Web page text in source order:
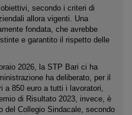
secondo i criteri di
allora vigenti. Una
fondata, che avrebbe
e garantito il rispetto delle
2026, la STP Bari ci ha
ha deliberato, per il
a 850 euro a tutti i lavoratori,
di Risultato 2023, invece, è
del Collegio Sindacale, secondo